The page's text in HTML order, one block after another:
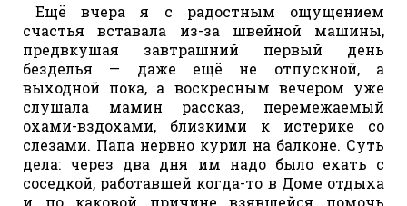
Ещё вчера я с радостным ощущением
счастья вставала из-за швейной машины,
предвкушая завтрашний первый день
безделья — даже ещё не отпускной, а
выходной пока, а воскресным вечером уже
слушала мамин рассказ, перемежаемый
охами-вздохами, близкими к истерике со
слезами. Папа нервно курил на балконе. Суть
дела: через два дня им надо было ехать с
соседкой, работавшей когда-то в Доме отдыха
и по каковой причине взявшейся помочь